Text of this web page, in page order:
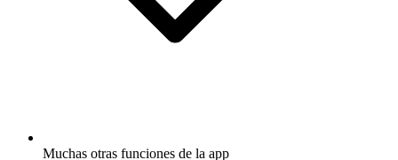
Muchas otras funciones de la app